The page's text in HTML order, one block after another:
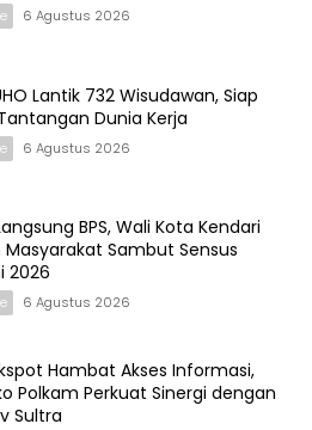
6 Agustus 2026
Lantik 732 Wisudawan, Siap
Dunia Kerja
6 Agustus 2026
BPS, Wali Kota Kendari
Masyarakat Sambut Sensus
2026
6 Agustus 2026
Hambat Akses Informasi,
Polkam Perkuat Sinergi dengan
Sultra